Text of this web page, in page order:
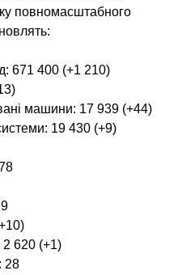
повномасштабного
671 400 (+1 210)
машини: 17 939 (+44)
19 430 (+9)
2 620 (+1)
28